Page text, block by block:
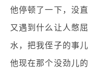
他停顿了一下，没
又遇到什么让人憋
水，把我侄子的事
他现在那个没劲儿